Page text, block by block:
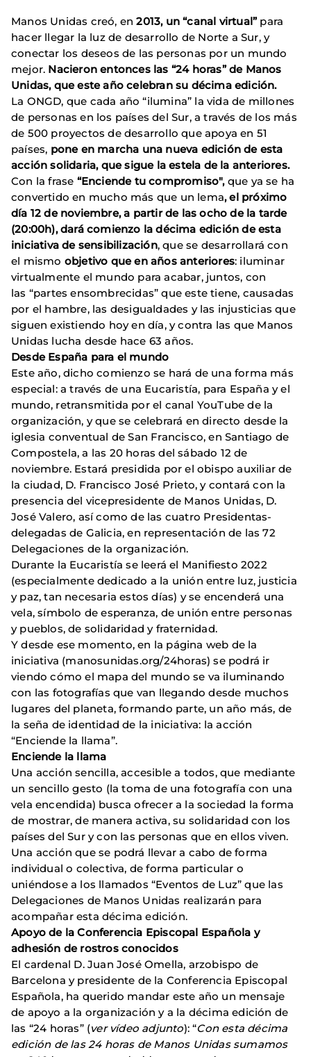
Manos Unidas creó, en2013, un “canal virtual”para
hacer llegar la luz de desarrollo de Norte a Sur, y
conectar los deseos de las personas por un mundo
mejor. Nacieron entonces las “24 horas” de Manos
Unidas, que este año celebran su décima edición.
La ONGD, que cada año “ilumina” la vida de millones
de personas en los países del Sur, a través de los más
de 500 proyectos de desarrollo que apoya en 51
países, pone en marcha una nueva edición de esta
acción solidaria, que sigue la estela de la anteriores.
Con la frase “Enciende tu compromiso",que ya se ha
convertido en mucho más que un lema, el próximo
día 12 de noviembre, a partir de las ocho de la tarde
(20:00h), dará comienzo la décima edición de esta
iniciativa de sensibilización, que se desarrollará con
el mismo objetivo que en años anteriores: iluminar
virtualmente el mundo para acabar, juntos, con
las “partes ensombrecidas” que este tiene, causadas
por el hambre, las desigualdades y las injusticias que
siguen existiendo hoy en día, y contra las que Manos
Unidas lucha desde hace 63 años.
Desde España para el mundo
Este año, dicho comienzo se hará de una forma más
especial: a través de una Eucaristía, para España y el
mundo, retransmitida por el canal YouTube de la
organización, y que se celebrará en directo desde la
iglesia conventual de San Francisco, en Santiago de
Compostela, a las 20 horas del sábado 12 de
noviembre. Estará presidida por el obispo auxiliar de
la ciudad, D. Francisco José Prieto, y contará con la
presencia del vicepresidente de Manos Unidas, D.
José Valero, así como de las cuatro Presidentas-
delegadas de Galicia, en representación de las 72
Delegaciones de la organización.
Durante la Eucaristía se leerá el Manifiesto 2022
(especialmente dedicado a la unión entre luz, justicia
y paz, tan necesaria estos días) y se encenderá una
vela, símbolo de esperanza, de unión entre personas
y pueblos, de solidaridad y fraternidad.
Y desde ese momento, en la página web de la
iniciativa (manosunidas.org/24horas) se podrá ir
viendo cómo el mapa del mundo se va iluminando
con las fotografías que van llegando desde muchos
lugares del planeta, formando parte, un año más, de
la seña de identidad de la iniciativa: la acción
“Enciende la llama”.
Enciende la llama
Una acción sencilla, accesible a todos, que mediante
un sencillo gesto (la toma de una fotografía con una
vela encendida) busca ofrecer a la sociedad la forma
de mostrar, de manera activa, su solidaridad con los
países del Sur y con las personas que en ellos viven.
Una acción que se podrá llevar a cabo de forma
individual o colectiva, de forma particular o
uniéndose a los llamados “Eventos de Luz” que las
Delegaciones de Manos Unidas realizarán para
acompañar esta décima edición.
Apoyo de la Conferencia Episcopal Española y
adhesión de rostros conocidos
El cardenal D. Juan José Omella, arzobispo de
Barcelona y presidente de la Conferencia Episcopal
Española, ha querido mandar este año un mensaje
de apoyo a la organización y a la décima edición de
las “24 horas” (ver vídeo adjunto): “Con esta décima
edición de las 24 horas de Manos Unidas sumamos